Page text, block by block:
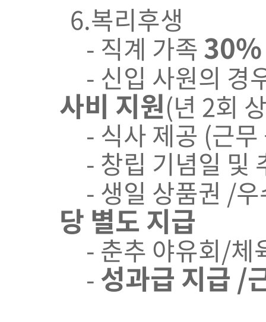
6.복리후생
- 직계 가족30%
- 신입 사원의 경
사비 지원(년 2회
- 식사 제공 (근무
- 창립 기념일 및
- 생일 상품권 /
당 별도 지급
- 춘추 야유회/체
-성과급 지급 /